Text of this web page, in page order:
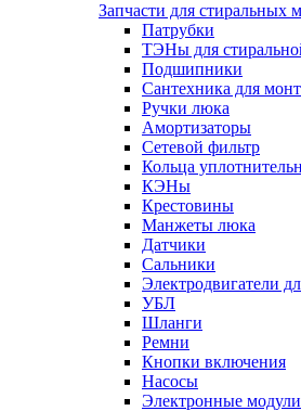
Запчасти для стиральных
Патрубки
ТЭНы для
Подшипники
Сантехника для
Ручки люка
Амортизаторы
Сетевой фильтр
Кольца
КЭНы
Крестовины
Манжеты люка
Датчики
Сальники
Электродвигатели
УБЛ
Шланги
Ремни
Кнопки включения
Насосы
Электронные модули